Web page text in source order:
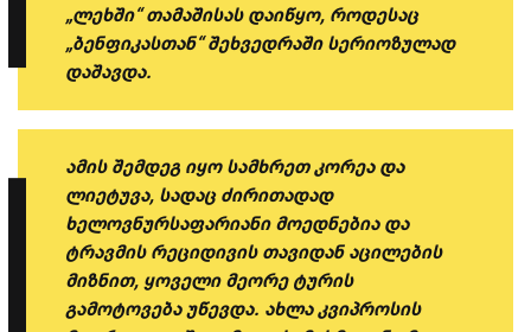
„ლეხში“ თამაშისას დაიწყო, როდესაც
„ბენფიკასთან“ შეხვედრაში სერიოზულად
დაშავდა.
ამის შემდეგ იყო სამხრეთ კორეა და
ლიეტუვა, სადაც ძირითადად
ხელოვნურსაფარიანი მოედნებია და
ტრავმის რეციდივის თავიდან აცილების
მიზნით, ყოველი მეორე ტურის
გამოტოვება უწევდა. ახლა კვიპროსის